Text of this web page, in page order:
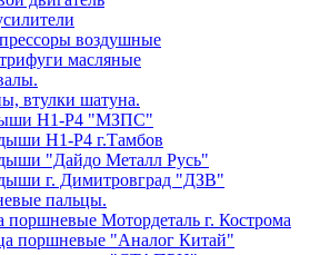
воздушные
масляные
втулки шатуна.
Н1-Р4 "МЗПС"
Н1-Р4 г.Тамбов
"Дайдо Металл Русь"
г. Димитровград "ДЗВ"
пальцы.
поршневые Мотордеталь г. Кострома
поршневые "Аналог Китай"